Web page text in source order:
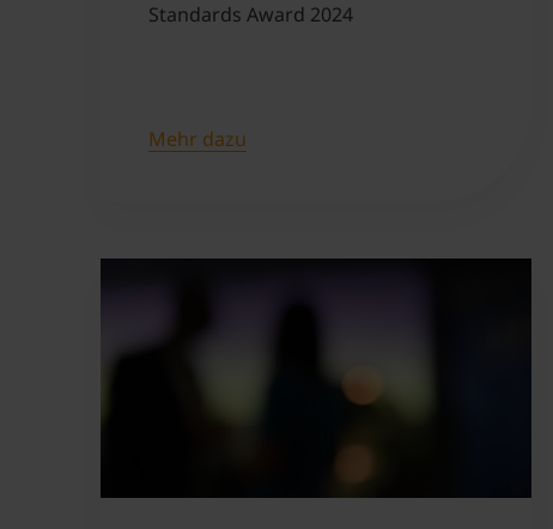
Standards Award 2024
Mehr dazu